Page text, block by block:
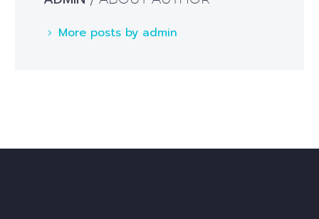
More posts by admin